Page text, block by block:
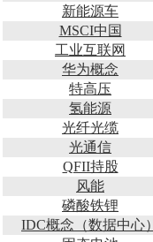
新能源车
MSCI中国
工业互联网
华为概念
特高压
氢能源
光纤光缆
光通信
QFII持股
风能
磷酸铁锂
IDC概念（数据中心）